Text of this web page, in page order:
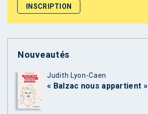
Nouveautés
Judith Lyon-Caen
« Balzac nous appartient »